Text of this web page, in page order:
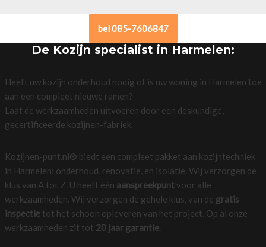
bel 085-7606847
De Kozijn specialist in Harmelen:
Heeft uw kozijn onderhoud nodig of is uw woning in Harmelen toe
aan een compleet nieuwe ramen?
Laat de werkzaamheden uitvoeren door een deskundige,
gecertificeerde kozijnen-fabriek.
Kozijnen-punt.nl® biedt een compleet pakket aan kozijntechniek
in Harmelen: onderhoud, renovatie, en isolatie. Wij verzorgen de
klus van A tot Z. U heeft één aanspreekpuntvoor alle
werkzaamheden. Wij verzorgen de gehele klus, van de gratis
inspectietot het schoon opleveren van het project. Op al onze
werkzaamheden zit tot 20 jaar garantie.